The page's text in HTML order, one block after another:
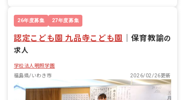
26年度募集 27年度募集
認定こども園 九品寺こども園 保育教諭の
求人
学校法人明照学園
福島県/いわき市
2026/02/26更新